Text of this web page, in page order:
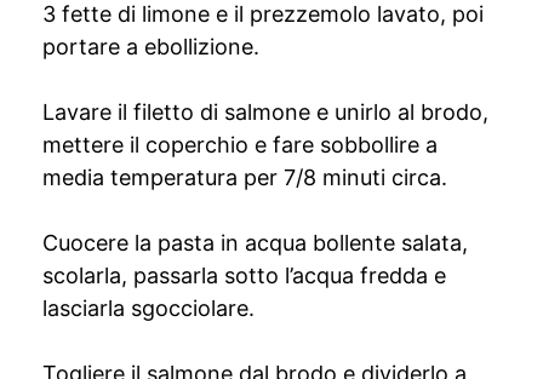
3 fette di limone e il prezzemolo lavato, poi
portare a ebollizione.
Lavare il filetto di salmone e unirlo al brodo,
mettere il coperchio e fare sobbollire a
media temperatura per 7/8 minuti circa.
Cuocere la pasta in acqua bollente salata,
scolarla, passarla sotto l’acqua fredda e
lasciarla sgocciolare.
Togliere il salmone dal brodo e dividerlo a